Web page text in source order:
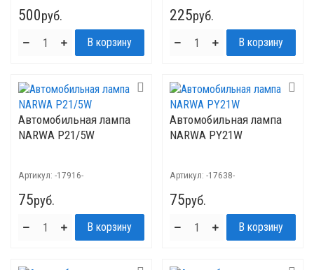
500руб. 225руб.
Автомобильная лампа
NARWA P21/5W
Артикул: -17916-
75руб.
Автомобильная лампа
NARWA PY21W
Артикул: -17638-
75руб.